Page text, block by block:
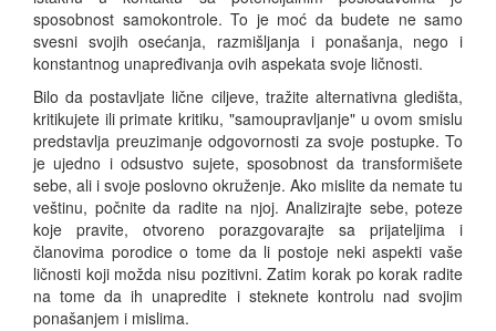
sposobnost samokontrole. To je moć da budete ne samo
svesni svojih osećanja, razmišljanja i ponašanja, nego i
konstantnog unapređivanja ovih aspekata svoje ličnosti.
Bilo da postavljate lične ciljeve, tražite alternativna gledišta,
kritikujete ili primate kritiku, "samoupravljanje" u ovom smislu
predstavlja preuzimanje odgovornosti za svoje postupke. To
je ujedno i odsustvo sujete, sposobnost da transformišete
sebe, ali i svoje poslovno okruženje. Ako mislite da nemate tu
veštinu, počnite da radite na njoj. Analizirajte sebe, poteze
koje pravite, otvoreno porazgovarajte sa prijateljima i
članovima porodice o tome da li postoje neki aspekti vaše
ličnosti koji možda nisu pozitivni. Zatim korak po korak radite
na tome da ih unapredite i steknete kontrolu nad svojim
ponašanjem i mislima.